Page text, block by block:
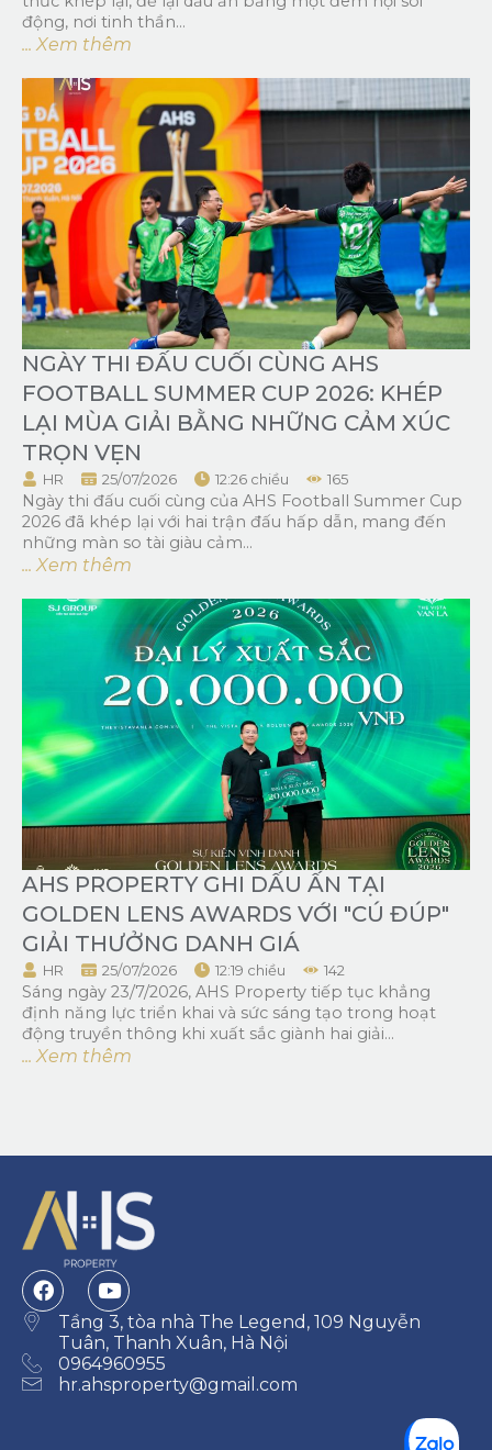
động, nơi tinh thần...
... Xem thêm
NGÀY THI ĐẤU CUỐI CÙNG AHS
FOOTBALL SUMMER CUP 2026: KHÉP
LẠI MÙA GIẢI BẰNG NHỮNG CẢM XÚC
TRỌN VẸN
HR 25/07/2026 12:26 chiều 165
Ngày thi đấu cuối cùng của AHS Football Summer Cup
2026 đã khép lại với hai trận đấu hấp dẫn, mang đến
những màn so tài giàu cảm...
... Xem thêm
AHS PROPERTY GHI DẤU ẤN TẠI
GOLDEN LENS AWARDS VỚI "CÚ ĐÚP"
GIẢI THƯỞNG DANH GIÁ
HR 25/07/2026 12:19 chiều 142
Sáng ngày 23/7/2026, AHS Property tiếp tục khẳng
định năng lực triển khai và sức sáng tạo trong hoạt
động truyền thông khi xuất sắc giành hai giải...
... Xem thêm
Tầng 3, tòa nhà The Legend, 109 Nguyễn
Tuân, Thanh Xuân, Hà Nội
0964960955
hr.ahsproperty@gmail.com